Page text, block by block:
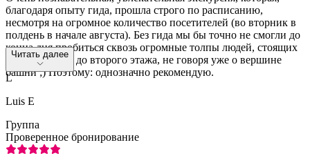
благодаря опыту гида, прошла строго по расписанию,
несмотря на огромное количество посетителей (во вторник в
полдень в начале августа). Без гида мы бы точно не смогли до
конца дня пробиться сквозь огромные толпы людей, стоящих
повсюду, даже до второго этажа, не говоря уже о вершине
башни ;) Поэтому: однозначно рекомендую.
Читать далее
L
Luis E
Группа
Проверенное бронирование